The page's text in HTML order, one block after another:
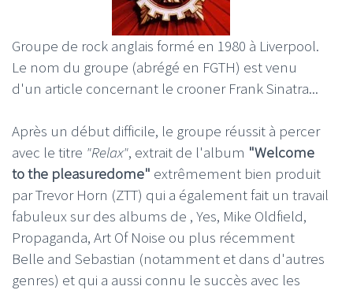
Groupe de rock anglais formé en 1980 à Liverpool.
Le nom du groupe (abrégé en FGTH) est venu
d'un article concernant le crooner Frank Sinatra...
Après un début difficile, le groupe réussit à percer
avec le titre "Relax", extrait de l'album "Welcome
to the pleasuredome" extrêmement bien produit
par Trevor Horn (ZTT) qui a également fait un travail
fabuleux sur des albums de , Yes, Mike Oldfield,
Propaganda, Art Of Noise ou plus récemment
Belle and Sebastian (notamment et dans d'autres
genres) et qui a aussi connu le succès avec les